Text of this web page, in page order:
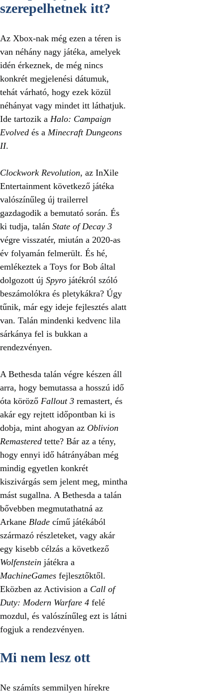
szerepelhetnek itt?
Az Xbox-nak még ezen a téren is
van néhány nagy játéka, amelyek
idén érkeznek, de még nincs
konkrét megjelenési dátumuk,
tehát várható, hogy ezek közül
néhányat vagy mindet itt láthatjuk.
Ide tartozik a Halo: Campaign
Evolved és a Minecraft Dungeons
II.
Clockwork Revolution, az InXile
Entertainment következő játéka
valószínűleg új trailerrel
gazdagodik a bemutató során. És
ki tudja, talán State of Decay 3
végre visszatér, miután a 2020-as
év folyamán felmerült. És hé,
emlékeztek a Toys for Bob által
dolgozott új Spyro játékról szóló
beszámolókra és pletykákra? Úgy
tűnik, már egy ideje fejlesztés alatt
van. Talán mindenki kedvenc lila
sárkánya fel is bukkan a
rendezvényen.
A Bethesda talán végre készen áll
arra, hogy bemutassa a hosszú idő
óta köröző Fallout 3 remastert, és
akár egy rejtett időpontban ki is
dobja, mint ahogyan az Oblivion
Remastered tette? Bár az a tény,
hogy ennyi idő hátrányában még
mindig egyetlen konkrét
kiszivárgás sem jelent meg, mintha
mást sugallna. A Bethesda a talán
bővebben megmutathatná az
Arkane Blade című játékából
származó részleteket, vagy akár
egy kisebb célzás a következő
Wolfenstein játékra a
MachineGames fejlesztőktől.
Eközben az Activision a Call of
Duty: Modern Warfare 4 felé
mozdul, és valószínűleg ezt is látni
fogjuk a rendezvényen.
Mi nem lesz ott
Ne számíts semmilyen hírekre